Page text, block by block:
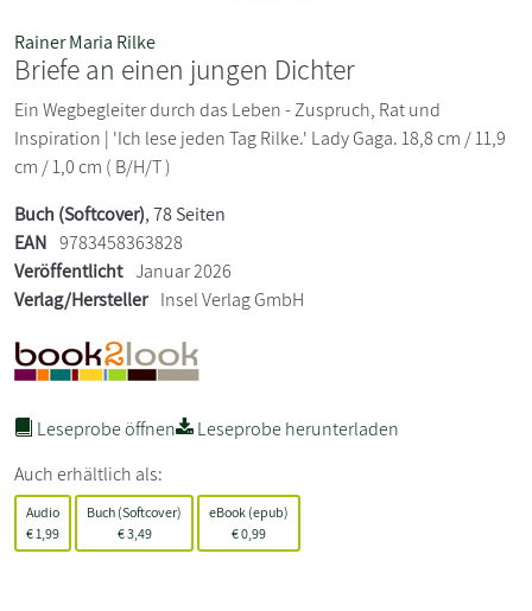
Rainer Maria Rilke
Briefe an einen jungen Dichter
Ein Wegbegleiter durch das Leben - Zuspruch, Rat und
Inspiration | 'Ich lese jeden Tag Rilke.' Lady Gaga. 18,8 cm / 11,9
cm / 1,0 cm ( B/H/T )
Buch (Softcover), 78 Seiten
EAN 9783458363828
Veröffentlicht Januar 2026
Verlag/Hersteller Insel Verlag GmbH
Leseprobe öffnen
Leseprobe herunterladen
Auch erhältlich als:
Audio
€1,99
Buch (Softcover)
€3,49
eBook (epub)
€0,99